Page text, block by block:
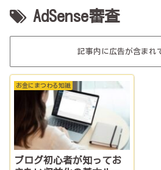
AdSense審査
記事内に広告が含まれ
お金にまつわる知識
ブログ初心者が知ってお